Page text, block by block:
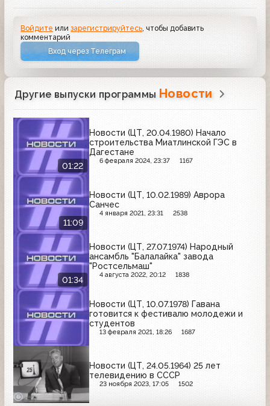
Войдите илизарегистрируйтесь , чтобы добавить
комментарий
Вход через Телеграм
Другие выпуски программы Новости
01:22
Новости (ЦТ, 20.04.1980) Начало
строительства Миатлинской ГЭС в
Дагестане
6 февраля 2024, 23:37 1167
11:09
Новости (ЦТ, 10.02.1989) Аврора
Санчес
4 января 2021, 23:31 2538
01:34
Новости (ЦТ, 27.07.1974) Народный
ансамбль "Балалайка" завода
"Ростсельмаш"
4 августа 2022, 20:12 1838
Новости (ЦТ, 10.07.1978) Гавана
готовится к фестивалю молодежи и
студентов
13 февраля 2021, 18:26 1687
Новости (ЦТ, 24.05.1964) 25 лет
телевидению в СССР
23 ноября 2023, 17:05 1502